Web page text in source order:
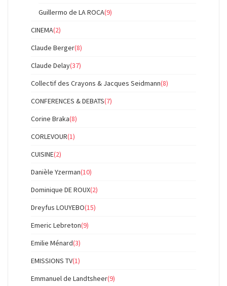
Guillermo de LA ROCA(9)
CINEMA(2)
Claude Berger(8)
Claude Delay(37)
Collectif des Crayons & Jacques Seidmann(8)
CONFERENCES & DEBATS(7)
Corine Braka(8)
CORLEVOUR(1)
CUISINE(2)
Danièle Yzerman(10)
Dominique DE ROUX(2)
Dreyfus LOUYEBO(15)
Emeric Lebreton(9)
Emilie Ménard(3)
EMISSIONS TV(1)
Emmanuel de Landtsheer(9)